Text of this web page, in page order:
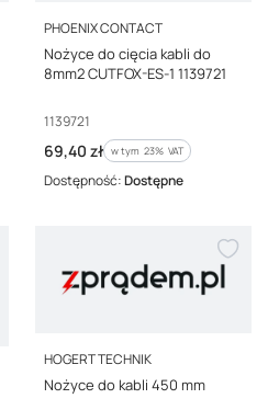
PRODUCENT
PHOENIX CONTACT
Nożyce do cięcia kabli do
8mm2 CUTFOX-ES-1 1139721
Kod producenta
1139721
Cena brutto
69,40 zł w tym %s VAT
w tym 23% VAT
Dostępność:Dostępne
PRODUCENT
HOGERT TECHNIK
Nożyce do kabli 450 mm